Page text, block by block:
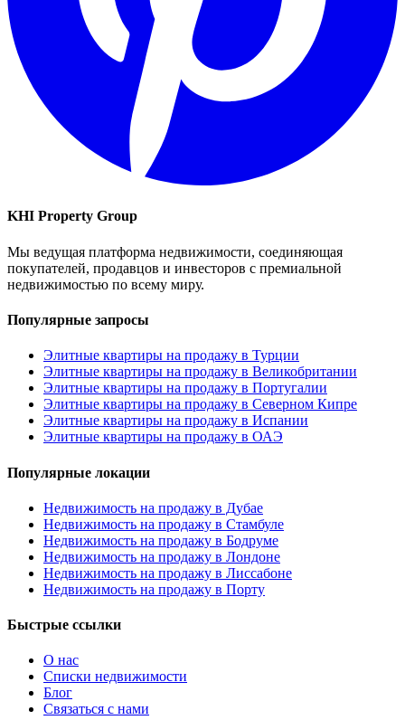
KHI Property Group
Мы ведущая платформа недвижимости, соединяющая
покупателей, продавцов и инвесторов с премиальной
недвижимостью по всему миру.
Популярные запросы
Элитные квартиры на продажу в Турции
Элитные квартиры на продажу в Великобритании
Элитные квартиры на продажу в Португалии
Элитные квартиры на продажу в Северном Кипре
Элитные квартиры на продажу в Испании
Элитные квартиры на продажу в ОАЭ
Популярные локации
Недвижимость на продажу в Дубае
Недвижимость на продажу в Стамбуле
Недвижимость на продажу в Бодруме
Недвижимость на продажу в Лондоне
Недвижимость на продажу в Лиссабоне
Недвижимость на продажу в Порту
Быстрые ссылки
О нас
Списки недвижимости
Блог
Связаться с нами